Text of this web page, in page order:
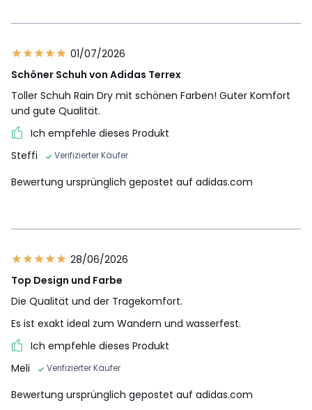
01/07/2026
Schöner Schuh von Adidas Terrex
Toller Schuh Rain Dry mit schönen Farben! Guter Komfort
und gute Qualität.
Ich empfehle dieses Produkt
Steffi
Verifizierter Käufer
Bewertung ursprünglich gepostet auf adidas.com
28/06/2026
Top Design und Farbe
Die Qualität und der Tragekomfort.
Es ist exakt ideal zum Wandern und wasserfest.
Ich empfehle dieses Produkt
Meli
Verifizierter Käufer
Bewertung ursprünglich gepostet auf adidas.com